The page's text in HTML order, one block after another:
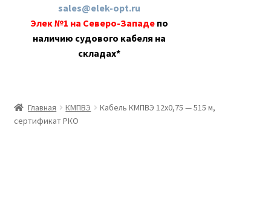
sales@elek-opt.ru
Элек №1 на Северо-Западе по
наличию судового кабеля на
складах*
Доставка и оплата
Главная КМПВЭ
Кабель КМПВЭ 12х0,75 — 515 м,
сертификат РКО